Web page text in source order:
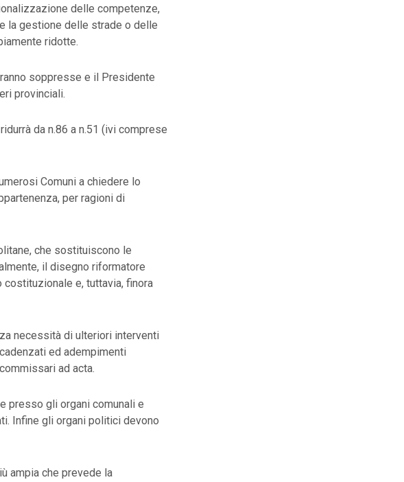
delle competenze,
la gestione delle strade o delle
ridotte.
soppresse e il Presidente
provinciali.
da n.86 a n.51 (ivi comprese
Comuni a chiedere lo
per ragioni di
che sostituiscono le
il disegno riformatore
e, tuttavia, finora
necessità di ulteriori interventi
ed adempimenti
ad acta.
presso gli organi comunali e
Infine gli organi politici devono
ampia che prevede la